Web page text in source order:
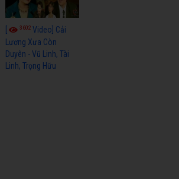
3602Video] Cải
Lương Xưa Còn
Duyên - Vũ Linh, Tài
Linh, Trọng Hữu